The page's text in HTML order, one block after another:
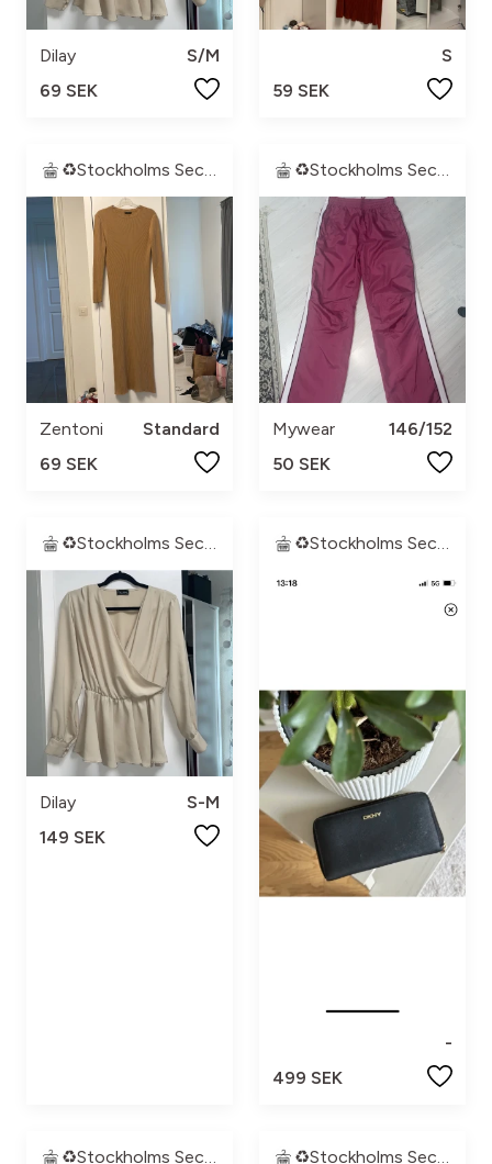
Dilay
S/M
69 SEK
S
59 SEK
♻️Stockholms Second Hand♻️
Zentoni
Standard
69 SEK
♻️Stockholms Second Hand♻️
Mywear
146/152
50 SEK
♻️Stockholms Second Hand♻️
Dilay
S-M
149 SEK
♻️Stockholms Second Hand♻️
-
499 SEK